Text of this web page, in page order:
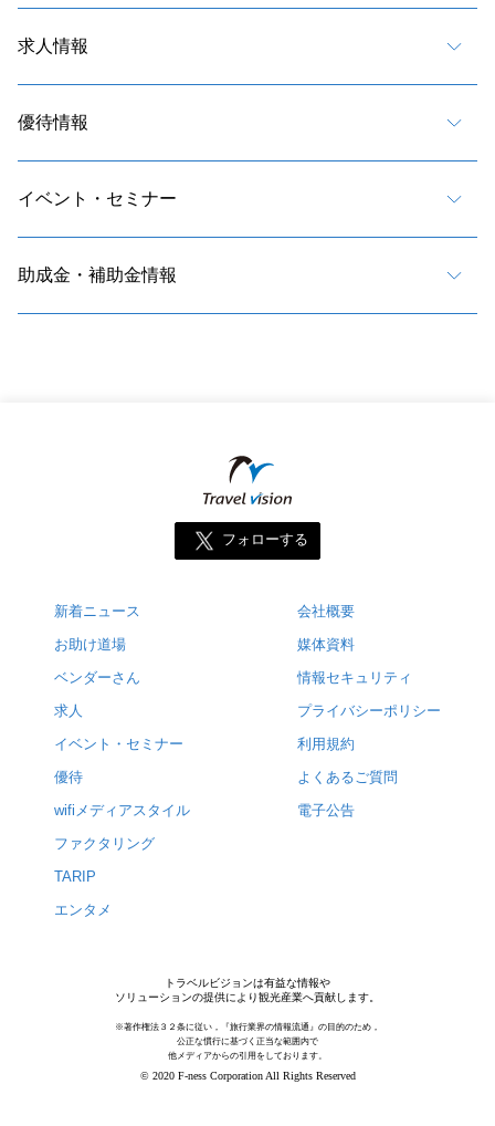
求人情報
優待情報
イベント・セミナー
助成金・補助金情報
フォローする
新着ニュース
お助け道場
ベンダーさん
求人
イベント・セミナー
優待
wifiメディアスタイル
ファクタリング
TARIP
エンタメ
会社概要
媒体資料
情報セキュリティ
プライバシーポリシー
利用規約
よくあるご質問
電子公告
トラベルビジョンは有益な情報や
ソリューションの提供により観光産業へ貢献します。
※著作権法３２条に従い，『旅行業界の情報流通』の目的のため，
公正な慣行に基づく正当な範囲内で
他メディアからの引用をしております。
© 2020 F-ness Corporation All Rights Reserved